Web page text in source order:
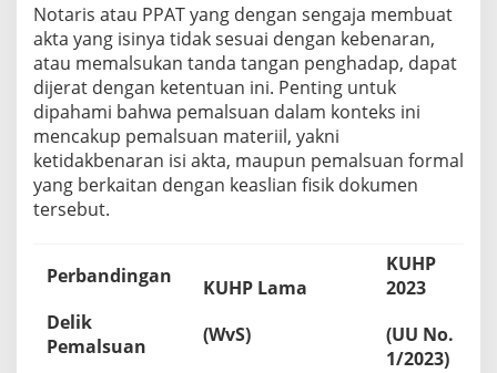
t
e
n
t
i
s
i
a
s
d
l
Notaris atau PPAT yang dengan sengaja membuat
akta yang isinya tidak sesuai dengan kebenaran,
atau memalsukan tanda tangan penghadap, dapat
dijerat dengan ketentuan ini. Penting untuk
dipahami bahwa pemalsuan dalam konteks ini
mencakup pemalsuan materiil, yakni
ketidakbenaran isi akta, maupun pemalsuan formal
yang berkaitan dengan keaslian fisik dokumen
tersebut.
Perbandingan
Delik
Pemalsuan
KUHP Lama
(WvS)
KUHP
2023
(UU No.
1/2023)